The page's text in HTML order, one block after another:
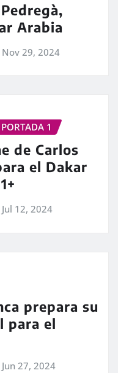
Arabia
Nov 29, 2024
PORTADA 1
de Carlos
el Dakar
Jul 12, 2024
prepara su
para el
Jun 27, 2024